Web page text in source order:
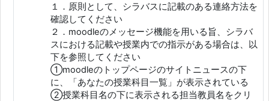
１．原則として、シラバスに記載のある連絡方法を
確認してください
２．moodleのメッセージ機能を用いる旨、シラバ
スにおける記載や授業内での指示がある場合は、以
下を参照してください
①moodleのトップページのサイトニュースの下
に、「あなたの授業科目一覧」が表示されている
②授業科目名の下に表示される担当教員名をクリ